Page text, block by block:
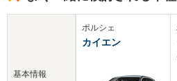
基本情報
ポルシェ
カイエン